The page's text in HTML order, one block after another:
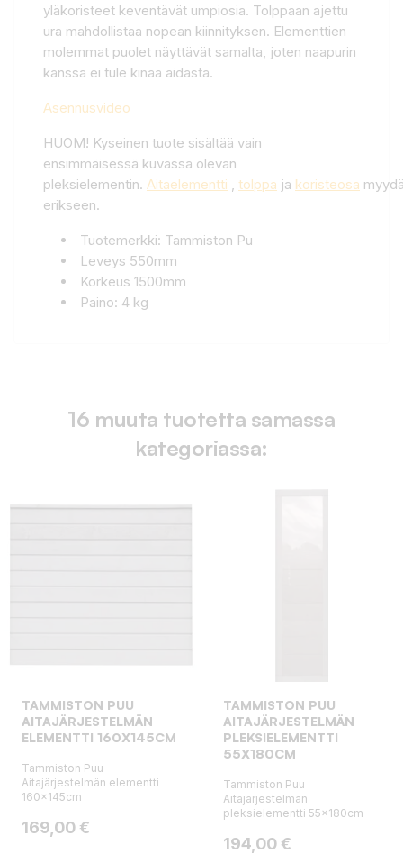
yläkoristeet keventävät umpiosia. Tolppaan ajettu
ura mahdollistaa nopean kiinnityksen. Elementtien
molemmat puolet näyttävät samalta, joten naapurin
kanssa ei tule kinaa aidasta.
Asennusvideo
HUOM! Kyseinen tuote sisältää vain
ensimmäisessä kuvassa olevan
pleksielementin. Aitaelementti , tolppa ja koristeosa
erikseen.
Tuotemerkki: Tammiston Pu
Leveys 550mm
Korkeus 1500mm
Paino: 4 kg
16 muuta tuotetta samassa
kategoriassa:
TAMMISTON PUU
AITAJÄRJESTELMÄN
ELEMENTTI 160X145CM
Tammiston Puu
Aitajärjestelmän elementti
160x145cm
Hinta
169,00 €
TAMMISTON PUU
AITAJÄRJESTELMÄN
PLEKSIELEMENTTI
55X180CM
Tammiston Puu
Aitajärjestelmän
pleksielementti 55x180cm
Hinta
194,00 €